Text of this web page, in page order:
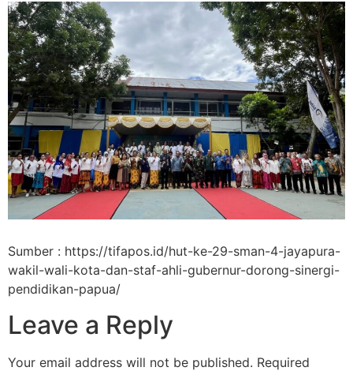
Sumber : https://tifapos.id/hut-ke-29-sman-4-jayapura-
wakil-wali-kota-dan-staf-ahli-gubernur-dorong-sinergi-
pendidikan-papua/
Leave a Reply
Your email address will not be published. Required